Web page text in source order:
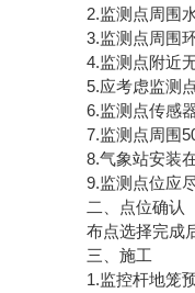
2.监测点周围水
3.监测点周围环
4.监测点附近无*
5.应考虑监测点
6.监测点传感器
7.监测点周围50
8.气象站安装在
9.监测点位应尽
二、点位确认
布点选择完成后
三、施工
1.监控杆地笼